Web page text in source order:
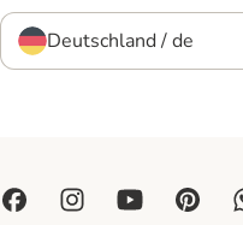
Deutschland / de